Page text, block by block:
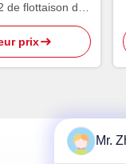
flottaison de
prix
Mr.